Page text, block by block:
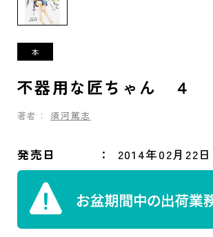
不器用な匠ちゃん ４
著者： 須河篤志
発売日 2014年02月22日